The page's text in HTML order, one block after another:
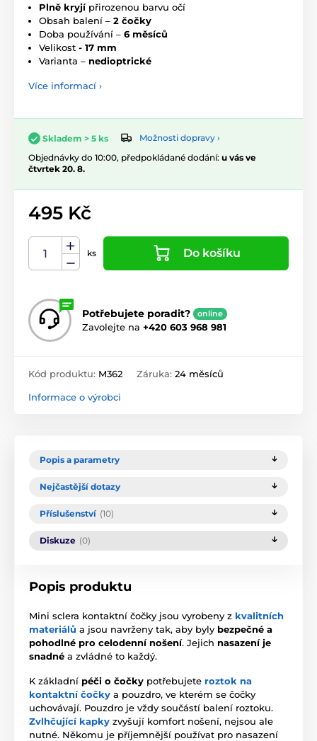
Plně kryjípřirozenou barvu očí
Obsah balení – 2 čočky
Doba používání – 6 měsíců
Velikost - 17 mm
Varianta – nedioptrické
Více informací ›
Skladem > 5 ks
Možnosti dopravy ›
Objednávky do 10:00, předpokládané dodání: u vás ve
čtvrtek 20. 8.
495 Kč
ks Do košíku
Potřebujete poradit? online
Zavolejte na +420 603 968 981
Kód produktu: M362 Záruka: 24 měsíců
Informace o výrobci
Popis a parametry
Nejčastější dotazy
Příslušenství (10)
Diskuze (0)
Popis produktu
Mini sclera kontaktní čočky jsou vyrobeny z kvalitních
materiálů a jsou navrženy tak, aby byly bezpečné a
pohodlné pro celodenní nošení. Jejich nasazení je
snadné a zvládné to každý.
K základní péči o čočky potřebujete roztok na
kontaktní čočky a pouzdro, ve kterém se čočky
uchovávají. Pouzdro je vždy součástí balení roztoku.
Zvlhčující kapky zvyšují komfort nošení, nejsou ale
nutné. Někomu je příjemnější používat pro nasazení